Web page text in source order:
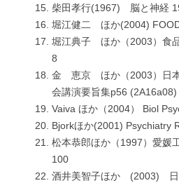
柴田孝行(1967) 脳と神経
堀江健二 ほか(2004)
堀江典子 ほか（2003）食
8
金 恵京 ほか（2003）日
会講演要旨集p56 (2A16a08)
Vaiva ほか（2004） Biol
Bjorkほか(2001) Psychiatry
松本恭郎ほか（1997）愛
100
酒井美智子ほか (2003) 日